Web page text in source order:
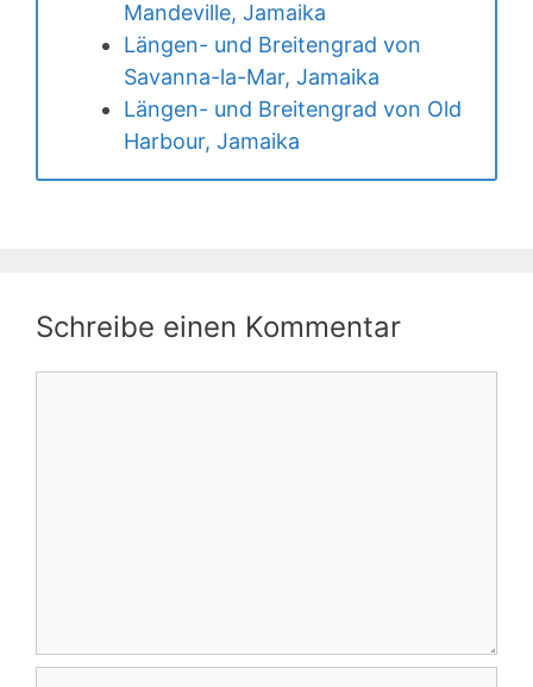
Mandeville, Jamaika
Längen- und Breitengrad von
Savanna-la-Mar, Jamaika
Längen- und Breitengrad von Old
Harbour, Jamaika
Schreibe einen Kommentar